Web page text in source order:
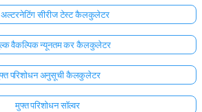
सीरीज टेस्ट कैलकुलेटर
वैकल्पिक न्यूनतम कर कैलकुलेटर
परिशोधन अनुसूची कैलकुलेटर
मुफ्त परिशोधन सॉल्वर